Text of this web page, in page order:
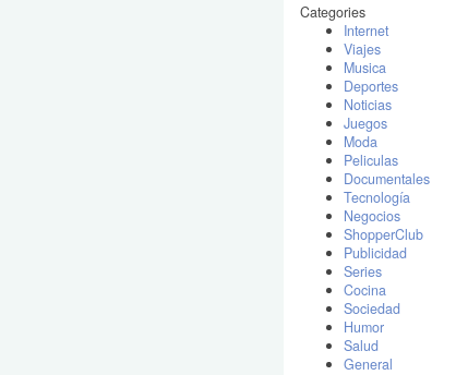
Categories
Internet
Viajes
Musica
Deportes
Noticias
Juegos
Moda
Peliculas
Documentales
Tecnología
Negocios
ShopperClub
Publicidad
Series
Cocina
Sociedad
Humor
Salud
General